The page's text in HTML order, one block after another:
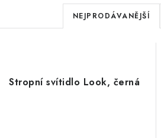
Ř
a
e
NEJPRODÁVANĚJŠÍ
Stropní svítidlo Look, černá